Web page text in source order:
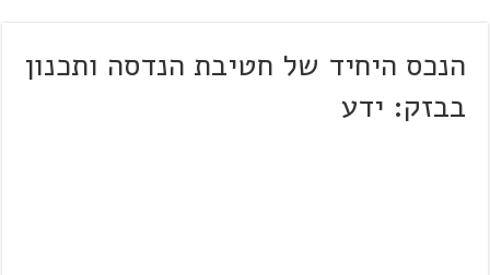
הנכס היחיד של חטיבת הנדסה ותכנון
בבזק: ידע